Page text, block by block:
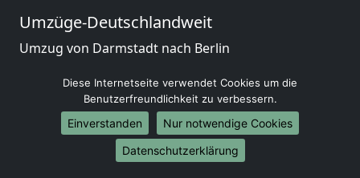
Umzüge-Deutschlandweit
Umzug von Darmstadt nach Berlin
Umzug von Darmstadt nach München
Umzug von Darmstadt nach Köln
Umzug von Darmstadt nach Frankfurt am Main
Umzug von Darmstadt nach Stuttgart
Umzug von Darmstadt nach Düsseldorf
Diese Internetseite verwendet Cookies um die
Benutzerfreundlichkeit zu verbessern.
Einverstanden
Nur notwendige Cookies
Datenschutzerklärung